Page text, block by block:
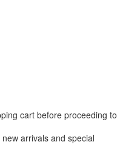
cart before proceeding to
arrivals and special